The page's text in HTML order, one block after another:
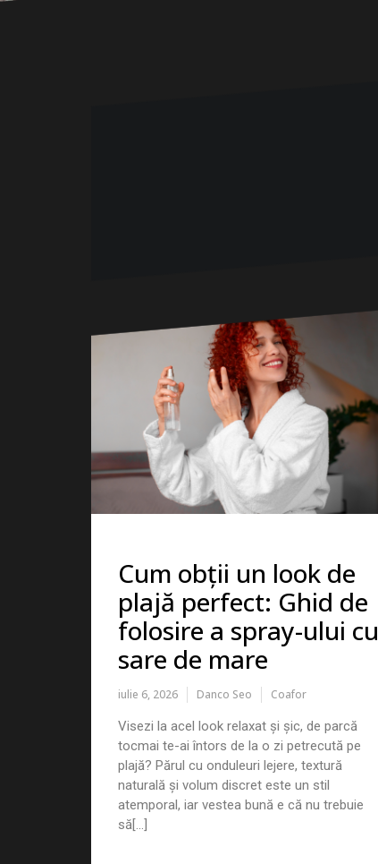
Cum obții un look de
plajă perfect: Ghid de
folosire a spray-ului cu
sare de mare
iulie 6, 2026 Danco Seo Coafor
Visezi la acel look relaxat și șic, de parcă
tocmai te-ai întors de la o zi petrecută pe
plajă? Părul cu onduleuri lejere, textură
naturală și volum discret este un stil
atemporal, iar vestea bună e că nu trebuie
să[...]